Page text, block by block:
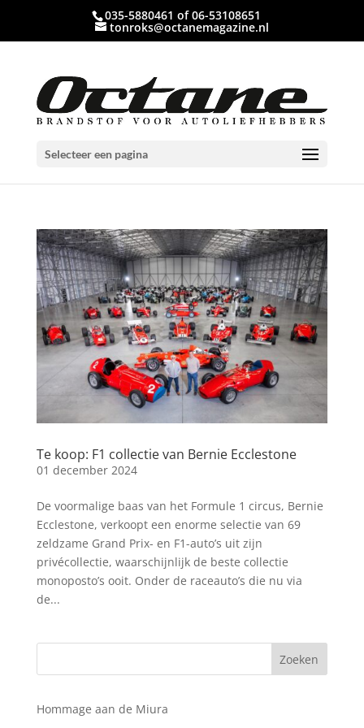
035-5880461 of 06-53108651
tonroks@octanemagazine.nl
Selecteer een pagina
Te koop: F1 collectie van Bernie Ecclestone
01 december 2024
De voormalige baas van het Formule 1 circus, Bernie
Ecclestone, verkoopt een enorme selectie van 69
zeldzame Grand Prix- en F1-auto’s uit zijn
privécollectie, waarschijnlijk de beste collectie
monoposto’s ooit. Onder de raceauto’s die nu via
de...
Hommage aan de Miura